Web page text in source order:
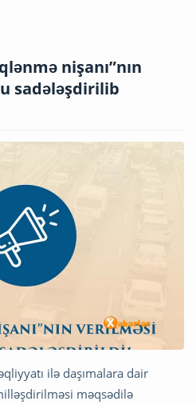
nişanı”nın
sadələşdirilib
ilə daşımalara dair
məqsədilə